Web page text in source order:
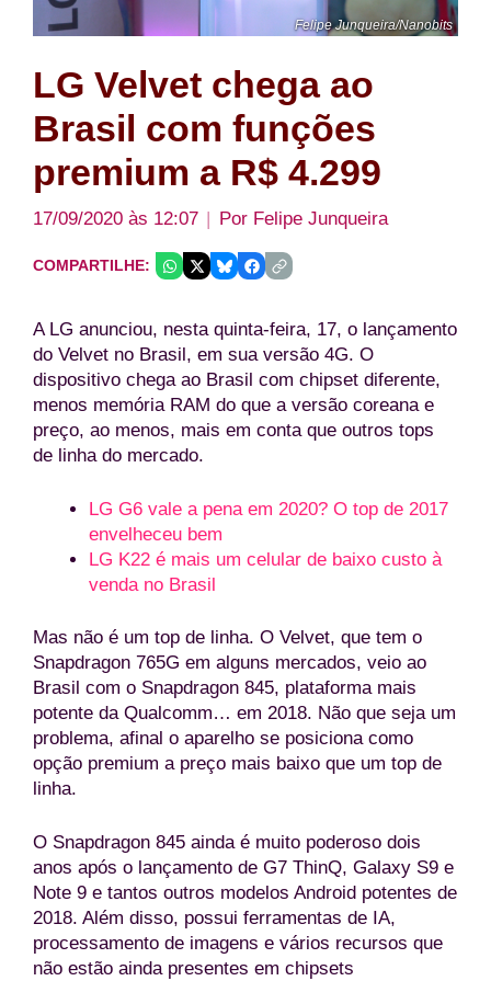
Felipe Junqueira/Nanobits
LG Velvet chega ao
Brasil com funções
premium a R$ 4.299
17/09/2020 às 12:07 Por Felipe Junqueira
COMPARTILHE:
A LG anunciou, nesta quinta-feira, 17, o lançamento
do Velvet no Brasil, em sua versão 4G. O
dispositivo chega ao Brasil com chipset diferente,
menos memória RAM do que a versão coreana e
preço, ao menos, mais em conta que outros tops
de linha do mercado.
LG G6 vale a pena em 2020? O top de 2017
envelheceu bem
LG K22 é mais um celular de baixo custo à
venda no Brasil
Mas não é um top de linha. O Velvet, que tem o
Snapdragon 765G em alguns mercados, veio ao
Brasil com o Snapdragon 845, plataforma mais
potente da Qualcomm… em 2018. Não que seja um
problema, afinal o aparelho se posiciona como
opção premium a preço mais baixo que um top de
linha.
O Snapdragon 845 ainda é muito poderoso dois
anos após o lançamento de G7 ThinQ, Galaxy S9 e
Note 9 e tantos outros modelos Android potentes de
2018. Além disso, possui ferramentas de IA,
processamento de imagens e vários recursos que
não estão ainda presentes em chipsets